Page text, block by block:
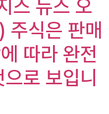
스 뉴스 오
식은 판매
따라 완전
로 보입니